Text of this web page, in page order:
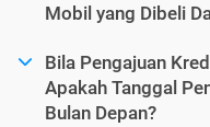
Mobil yang Dibeli
Bila Pengajuan
Apakah Tanggal
Bulan Depan?